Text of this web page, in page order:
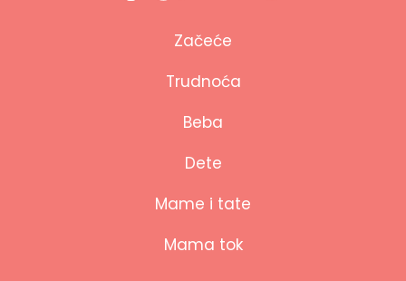
Začeće
Trudnoća
Beba
Dete
Mame i tate
Mama tok